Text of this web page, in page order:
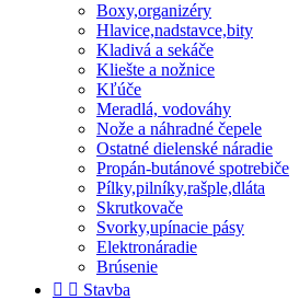
Boxy,organizéry
Hlavice,nadstavce,bity
Kladivá a sekáče
Kliešte a nožnice
Kľúče
Meradlá, vodováhy
Nože a náhradné čepele
Ostatné dielenské náradie
Propán-butánové spotrebiče
Pílky,pilníky,rašple,dláta
Skrutkovače
Svorky,upínacie pásy
Elektronáradie
Brúsenie
  Stavba